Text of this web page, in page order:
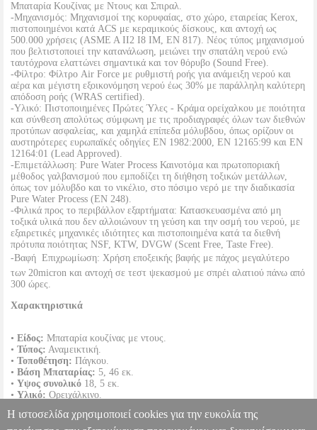
Μπαταρία Κουζίνας με Ντους και Σπιραλ.
-Μηχανισμός: Μηχανισμοί της κορυφαίας, στο χώρο, εταιρείας Kerox,
πιστοποιημένοι κατά ACS με κεραμικούς δίσκους, και αντοχή ως
500.000 χρήσεις (ASME A II2 I8 IM, EN 817). Νέος τύπος μηχανισμού
που βελτιστοποιεί την κατανάλωση, μειώνει την σπατάλη νερού ενώ
ταυτόχρονα ελαττώνει σημαντικά και τον θόρυβο (Sound Free).
-Φίλτρο: Φίλτρο Air Force με ρυθμιστή ροής για ανάμειξη νερού και
αέρα και μέγιστη εξοικονόμηση νερού έως 30% με παράλληλη καλύτερη
απόδοση ροής (WRAS certified).
-Υλικό: Πιστοποιημένες Πρώτες Ύλες - Κράμα ορείχαλκου με ποιότητα
και σύνθεση απολύτως σύμφωνη με τις προδιαγραφές όλων των διεθνών
προτύπων ασφαλείας, και χαμηλά επίπεδα μόλυβδου, όπως ορίζουν οι
αυστηρότερες ευρωπαϊκές οδηγίες EN 1982:2000, EN 12165:99 και EN
12164:01 (Lead Approved).
-Επιμετάλλωση: Pure Water Process Καινοτόμα και πρωτοποριακή
μέθοδος γαλβανισμού που εμποδίζει τη διήθηση τοξικών μετάλλων,
όπως τον μόλυβδο και το νικέλιο, στο πόσιμο νερό με την διαδικασία
Pure Water Process (ΕΝ 248).
-Φιλικά προς το περιβάλλον εξαρτήματα: Κατασκευασμένα από μη
τοξικά υλικά που δεν αλλοιώνουν τη γεύση και την οσμή του νερού, με
εξαιρετικές μηχανικές ιδιότητες και πιστοποιημένα κατά τα διεθνή
πρότυπα ποιότητας NSF, KTW, DVGW (Scent Free, Taste Free).
-Βαφή  Επιχρωμίωση: Χρήση εποξεικής βαφής με πάχος μεγαλύτερο
των 20micron και αντοχή σε τεστ ψεκασμού με σπρέι αλατιού πάνω από
300 ώρες.
Χαρακτηριστικά
• Είδος: Μπαταρία κουζίνας με ντους.
• Τύπος: Αναμεικτική.
• Τοποθέτηση: Πάγκου.
• Βάση Μπαταρίας: 5, 46 εκ.
• Υψος συνολικό 18, 5 εκ.
• Υλικό: Ορειχάλκινο.
• Χρώμα:Λευκό.
Η ιστοσελίδα χρησιμοποιεί cookies για την ευκολία της